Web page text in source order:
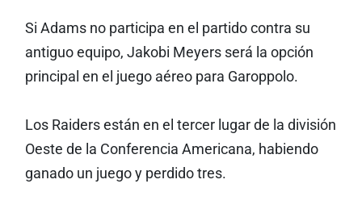
Si Adams no participa en el partido contra su
antiguo equipo, Jakobi Meyers será la opción
principal en el juego aéreo para Garoppolo.
Los Raiders están en el tercer lugar de la división
Oeste de la Conferencia Americana, habiendo
ganado un juego y perdido tres.